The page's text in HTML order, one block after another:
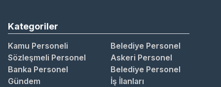
Kategoriler
Kamu Personeli
Belediye Personel
Sözleşmeli Personel
Askeri Personel
Banka Personel
Belediye Personel
Gündem
İş İlanları